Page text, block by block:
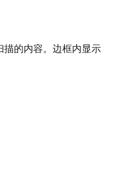
描的内容。边框内显示